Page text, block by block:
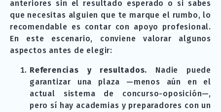
anteriores sin el resultado esperado o si sabes
que necesitas alguien que te marque el rumbo, lo
recomendable es contar con apoyo profesional.
En este escenario, conviene valorar algunos
aspectos antes de elegir:
Referencias y resultados. Nadie puede
garantizar una plaza —menos aún en el
actual sistema de concurso-oposición—,
pero sí hay academias y preparadores con un